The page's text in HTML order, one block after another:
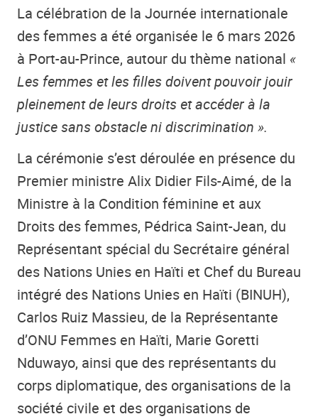
La célébration de la Journée internationale
des femmes a été organisée le 6 mars 2026
à Port-au-Prince, autour du thème national «
Les femmes et les filles doivent pouvoir jouir
pleinement de leurs droits et accéder à la
justice sans obstacle ni discrimination ».
La cérémonie s’est déroulée en présence du
Premier ministre Alix Didier Fils-Aimé, de la
Ministre à la Condition féminine et aux
Droits des femmes, Pédrica Saint-Jean, du
Représentant spécial du Secrétaire général
des Nations Unies en Haïti et Chef du Bureau
intégré des Nations Unies en Haïti (BINUH),
Carlos Ruiz Massieu, de la Représentante
d’ONU Femmes en Haïti, Marie Goretti
Nduwayo, ainsi que des représentants du
corps diplomatique, des organisations de la
société civile et des organisations de